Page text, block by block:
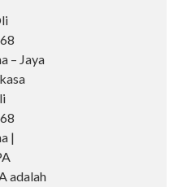
– Jaya
|
adalah